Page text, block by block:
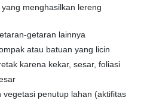
menghasilkan lereng
getaran lainnya
atau batuan yang licin
karena kekar, sesar, foliasi
vegetasi penutup lahan (aktifitas